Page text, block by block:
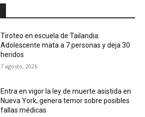
Tiroteo en escuela de Tailandia:
Adolescente mata a 7 personas y deja 30
heridos
7 agosto, 2026
Entra en vigor la ley de muerte asistida en
Nueva York; genera temor sobre posibles
fallas médicas